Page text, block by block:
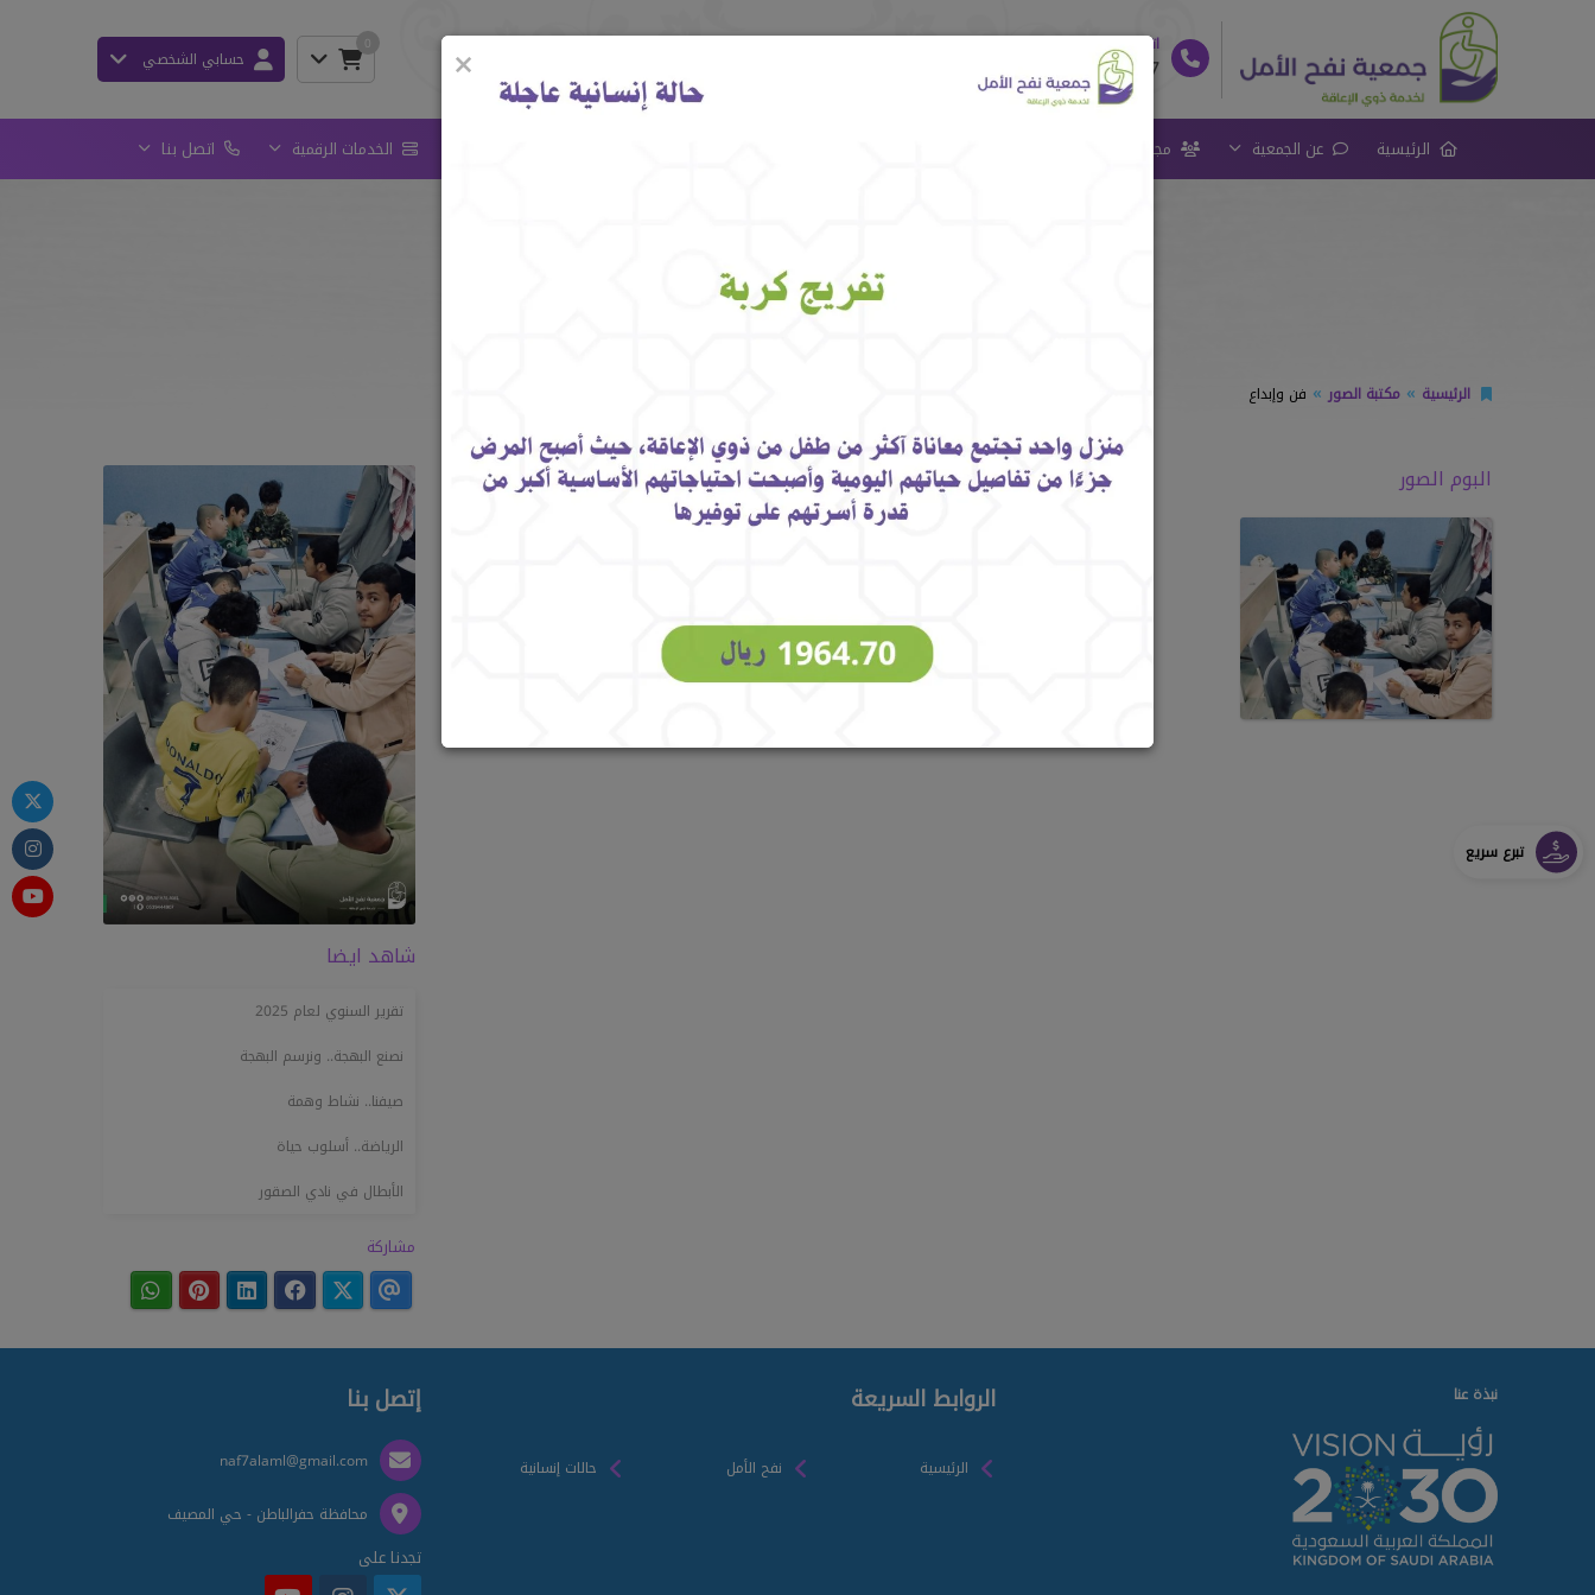
اتصل بنا
0539444907 حسابي الشخصي
الرئيسية عن الجمعية مجلس الإدارة الخدمات الرقمية اتصل بنا
فن وإبداع
الرئيسية مكتبة الصور فن وإبداع
البوم الصور
شاهد ايضا
تقرير السنوي لعام 2025
نصنع البهجة.. ونرسم البهجة
صيفنا.. نشاط وهمة
الرياضة.. أسلوب حياة
الأبطال في نادي الصقور
مشاركة
نبذة عنا الروابط السريعة
الرئيسية نفح الأمل حالات إنسانية
إتصل بنا
naf7alaml@gmail.com
محافظة حفرالباطن - حي المصيف
تجدنا على
تبرع سريع
×